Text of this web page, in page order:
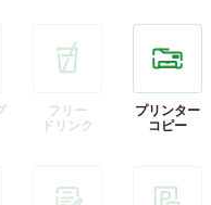
フリー
ドリンク
プリンター
コピー